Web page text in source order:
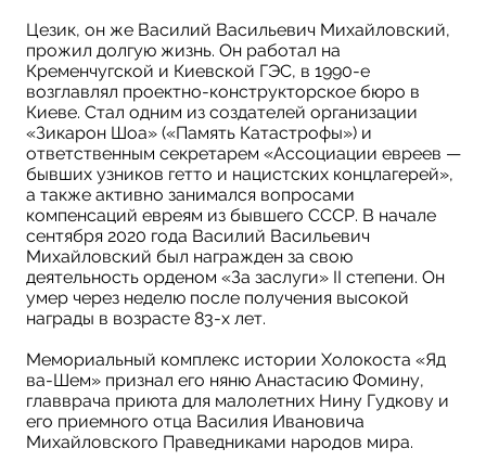
Цезик, он же Василий Васильевич Михайловский,
прожил долгую жизнь. Он работал на
Кременчугской и Киевской ГЭС, в 1990-е
возглавлял проектно-конструкторское бюро в
Киеве. Стал одним из создателей организации
«Зикарон Шоа» («Память Катастрофы») и
ответственным секретарем «Ассоциации евреев —
бывших узников гетто и нацистских концлагерей»,
а также активно занимался вопросами
компенсаций евреям из бывшего СССР. В начале
сентября 2020 года Василий Васильевич
Михайловский был награжден за свою
деятельность орденом «За заслуги» II степени. Он
умер через неделю после получения высокой
награды в возрасте 83-х лет.
Мемориальный комплекс истории Холокоста «Яд
ва-Шем» признал его няню Анастасию Фомину,
главврача приюта для малолетних Нину Гудкову и
его приемного отца Василия Ивановича
Михайловского Праведниками народов мира.